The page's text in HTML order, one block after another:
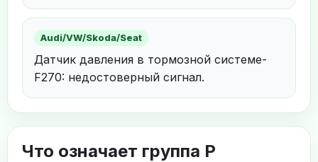
Audi/VW/Skoda/Seat
Датчик давления в тормозной системе-
F270: недостоверный сигнал.
Что означает группа P